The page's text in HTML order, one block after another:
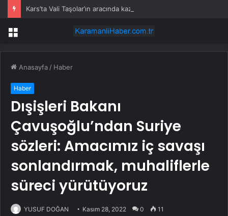
Kars’ta Vali Taşolar’ın aracında kaza
Menü
Anasayfa / Haber
Haber
Dışişleri Bakanı
Çavuşoğlu’ndan Suriye
sözleri: Amacımız iç savaşı
sonlandırmak, muhaliflerle
süreci yürütüyoruz
YUSUF DOĞAN Kasım 28, 2022 0 11